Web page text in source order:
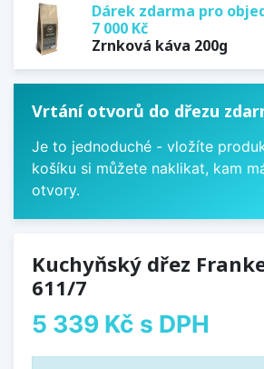
Dárek zdarma pro
7 000 Kč
Zrnková káva 200g
Vrtání otvorů do dřezu
Je to jednoduché - vložíte
košíku si můžete naklikat, kam
otvory.
Kuchyňský dřez
611/7
5 339 Kč s DPH